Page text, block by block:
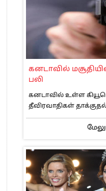
கனடாவில்
பலி
கனடாவில் உள்ள
தீவிரவாதிகள்